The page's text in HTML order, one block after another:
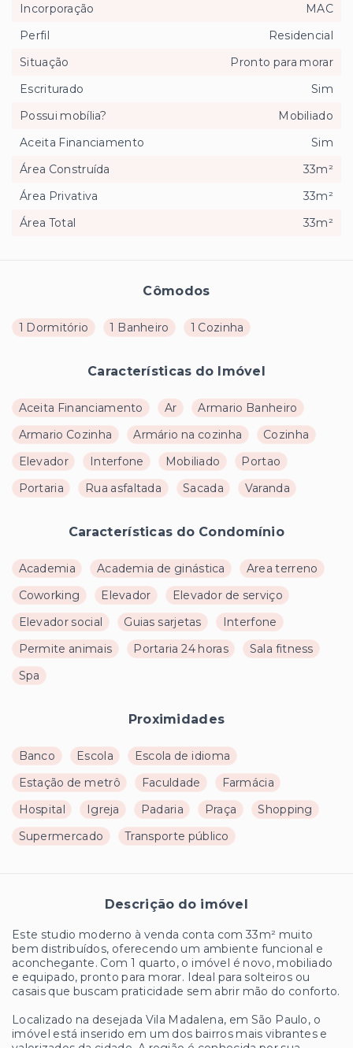
Cômodos
1 Dormitório 1 Banheiro 1 Cozinha
Características do Imóvel
Aceita Financiamento Ar
Armario Banheiro
Armario Cozinha
Armário na cozinha
Cozinha
Elevador
Interfone Mobiliado
Portao
Portaria
Rua asfaltada Sacada Varanda
Características do Condomínio
Academia Academia de ginástica
Area terreno
Coworking
Elevador
Elevador de serviço
Elevador social
Guias sarjetas
Interfone
Permite animais
Portaria 24 horas
Sala fitness
Spa
Proximidades
Banco Escola
Escola de idioma
Estação de metrô
Faculdade
Farmácia
Hospital
Igreja Padaria Praça
Shopping
Supermercado
Transporte público
Descrição do imóvel
Este studio moderno à venda conta com 33m² muito
bem distribuídos, oferecendo um ambiente funcional e
aconchegante. Com 1 quarto, o imóvel é novo, mobiliado
e equipado, pronto para morar. Ideal para solteiros ou
casais que buscam praticidade sem abrir mão do conforto.
Localizado na desejada Vila Madalena, em São Paulo, o
imóvel está inserido em um dos bairros mais vibrantes e
Incorporação
MAC
Perfil
Residencial
Situação
Pronto para morar
Escriturado
Sim
Possui mobília?
Mobiliado
Aceita Financiamento
Sim
Área Construída
33m²
Área Privativa
33m²
Área Total
33m²